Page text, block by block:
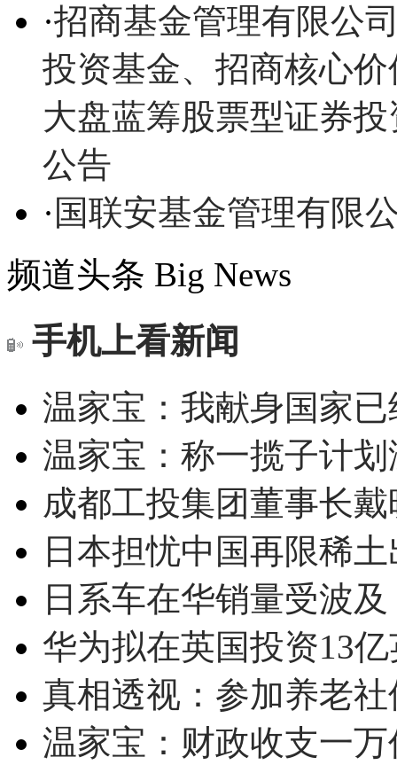
·招商基金管理有限公
投资基金、招商核心
大盘蓝筹股票型证券
公告
· 国联安基金管理有限
频道头条 Big News
手机上看新闻
温家宝：我献身国家
温家宝：称一揽子计
成都工投集团董事长
日本担忧中国再限稀
日系车在华销量受波
华为拟在英国投资13
真相透视：参加养老
温家宝：财政收支一